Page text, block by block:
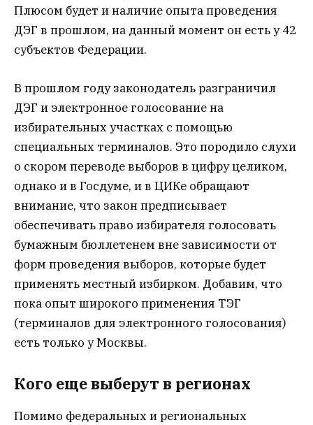
Плюсом будет и наличие опыта проведения
ДЭГ в прошлом, на данный момент он есть у 42
субъектов Федерации.
В прошлом году законодатель разграничил
ДЭГ и электронное голосование на
избирательных участках с помощью
специальных терминалов. Это породило слухи
о скором переводе выборов в цифру целиком,
однако и в Госдуме, и в ЦИКе обращают
внимание, что закон предписывает
обеспечивать право избирателя голосовать
бумажным бюллетенем вне зависимости от
форм проведения выборов, которые будет
применять местный избирком. Добавим, что
пока опыт широкого применения ТЭГ
(терминалов для электронного голосования)
есть только у Москвы.
Кого еще выберут в регионах
Помимо федеральных и региональных